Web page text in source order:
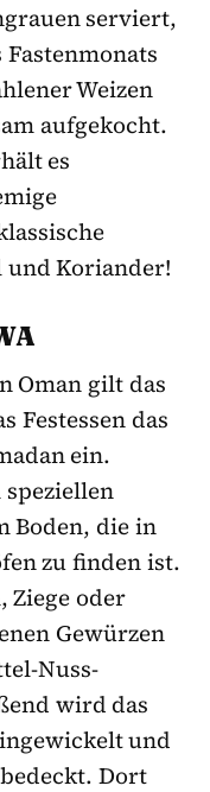
serviert,
Weizen
aufgekocht.
es
und Koriander!
Oman gilt das
Festessen das
ein.
Boden, die in
zu finden ist.
Ziege oder
Gewürzen
Nuss-
wird das
und
Dort